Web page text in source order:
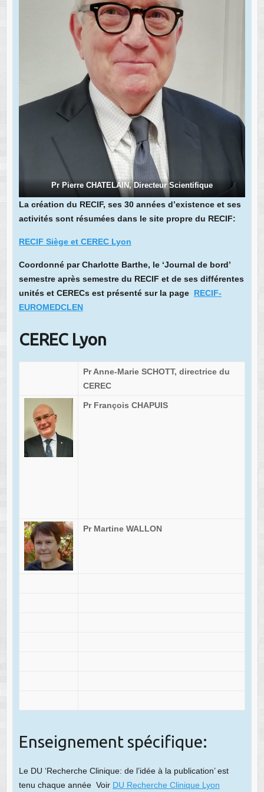
Pr Pierre CHATELAIN, Directeur Scientifique
La création du RECIF, ses 30 années d’existence et ses
activités sont résumées dans le site propre du RECIF:
RECIF Siège et CEREC Lyon
Coordonné par Charlotte Barthe, le ‘Journal de bord’
semestre après semestre du RECIF et de ses différentes
unités et CERECs est présenté sur la page RECIF-
EUROMEDCLEN
CEREC Lyon
Pr Anne-Marie SCHOTT, directrice du
CEREC
Pr François CHAPUIS
Pr Martine WALLON
Enseignement spécifique:
Le DU ‘Recherche Clinique: de l’idée à la publication’ est
tenu chaque année Voir DU Recherche Clinique Lyon